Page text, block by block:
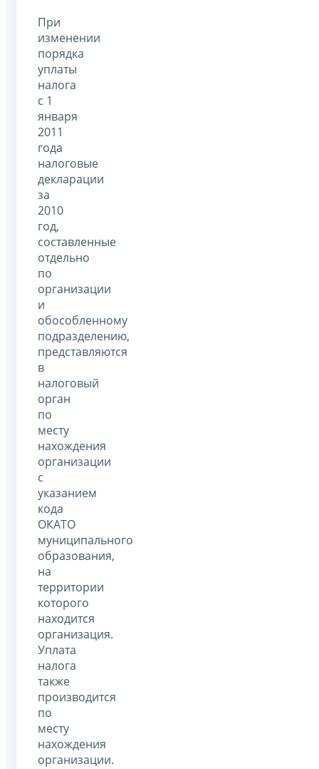
При
изменении
порядка
уплаты
налога
с 1
января
2011
года
налоговые
декларации
за
2010
год,
составленные
отдельно
по
организации
и
обособленному
подразделению,
представляются
в
налоговый
орган
по
месту
нахождения
организации
с
указанием
кода
ОКАТО
муниципального
образования,
на
территории
которого
находится
организация.
Уплата
налога
также
производится
по
месту
нахождения
организации.